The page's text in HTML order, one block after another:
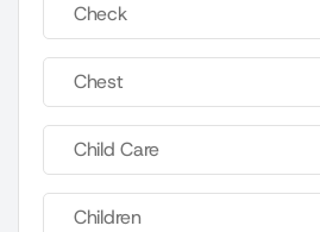
Check
Chest
Child Care
Children